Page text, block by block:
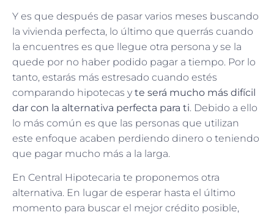
Y es que después de pasar varios meses buscando
la vivienda perfecta, lo último que querrás cuando
la encuentres es que llegue otra persona y se la
quede por no haber podido pagar a tiempo. Por lo
tanto, estarás más estresado cuando estés
comparando hipotecas y te será mucho más difícil
dar con la alternativa perfecta para ti. Debido a ello
lo más común es que las personas que utilizan
este enfoque acaben perdiendo dinero o teniendo
que pagar mucho más a la larga.
En Central Hipotecaria te proponemos otra
alternativa. En lugar de esperar hasta el último
momento para buscar el mejor crédito posible,